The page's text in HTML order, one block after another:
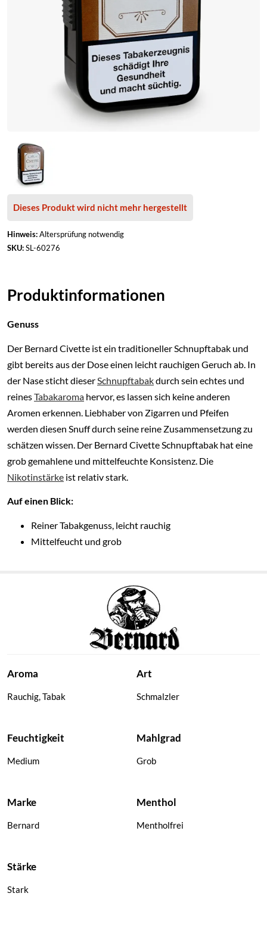
Dieses Produkt wird nicht mehr hergestellt
Hinweis:Altersprüfung notwendig
SKU:SL-60276
Produktinformationen
Genuss
Der Bernard Civette ist ein traditioneller Schnupftabak und
gibt bereits aus der Dose einen leicht rauchigen Geruch ab. In
der Nase sticht dieserSchnupftabakdurch sein echtes und
reinesTabakaroma hervor, es lassen sich keine anderen
Aromen erkennen. Liebhaber von Zigarren und Pfeifen
werden diesen Snuff durch seine reine Zusammensetzung zu
schätzen wissen. Der Bernard Civette Schnupftabak hat eine
grob gemahlene und mittelfeuchte Konsistenz. Die
Nikotinstärke ist relativ stark.
Auf einen Blick:
Reiner Tabakgenuss, leicht rauchig
Mittelfeucht und grob
Aroma
Rauchig, Tabak
Art
Schmalzler
Feuchtigkeit
Medium
Mahlgrad
Grob
Marke
Bernard
Menthol
Mentholfrei
Stärke
Stark
Viking Snuff
ELFLIQ by Elf Bar